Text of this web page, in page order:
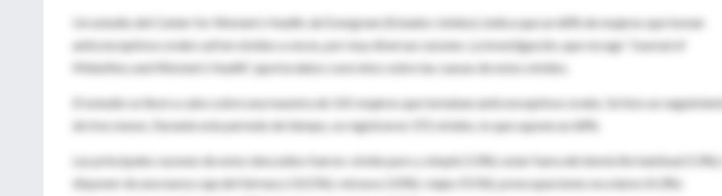
Un estudio del Center for Women’s Health, de Evergreen (Estados Unidos), indica que un 68% de mujeres que toman
anticonceptivos orales sufren olvidos a veces, por muy diversas razones. La investigación, que recoge “Journal of
Midwifery and Women’s Health”, aporta datos concretos sobre las causas de estos olvidos.
El estudio se llevó a cabo sobre una muestra de 141 mujeres que tomaban anticonceptivos orales. Se hizo un
de tres meses. Durante este período de tiempo, se registraron 372 olvidos, lo que supone un 68%.
Las principales razones de estos descuidos fueron: olvido puro y simple (13%); estar fuera del domicilio habitual (13%);
disponer de una nueva caja del fármaco (10,5%); retrasos (10%); viajes (9,5%); preocupaciones escolares (4,3%);